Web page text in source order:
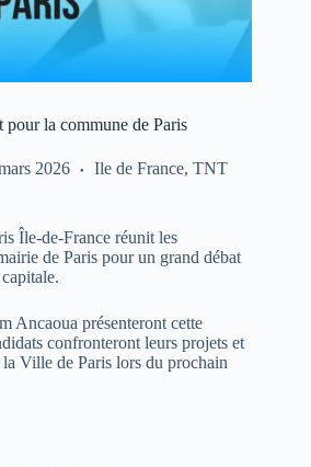
la commune de Paris
2026 Ile de France, TNT
Île-de-France réunit les
de Paris pour un grand débat
Ancaoua présenteront cette
confronteront leurs projets et
Ville de Paris lors du prochain